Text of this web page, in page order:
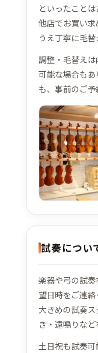
といったことは
他店でお買い
うえ丁寧に毛替
調整・毛替え
可能な場合も
も、事前のご予
試奏につい
楽器や弓の試
望日時をご連絡
大きめの試奏
き・遠鳴りなど
土日祝も試奏